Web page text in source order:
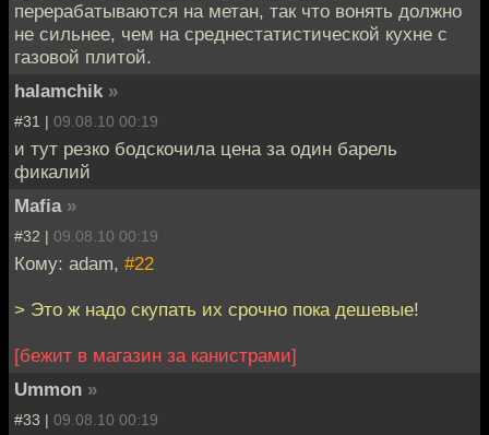
перерабатываются на метан, так что вонять должно
не сильнее, чем на среднестатистической кухне с
газовой плитой.
halamchik »
#31 | 09.08.10 00:19
и тут резко бодскочила цена за один барель
фикалий
Mafia »
#32 | 09.08.10 00:19
Кому: adam, #22
> Это ж надо скупать их срочно пока дешевые!
[бежит в магазин за канистрами]
Ummon »
#33 | 09.08.10 00:19